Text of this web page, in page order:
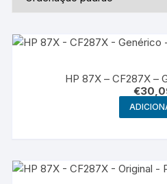
HP 87X – CF287X –
€